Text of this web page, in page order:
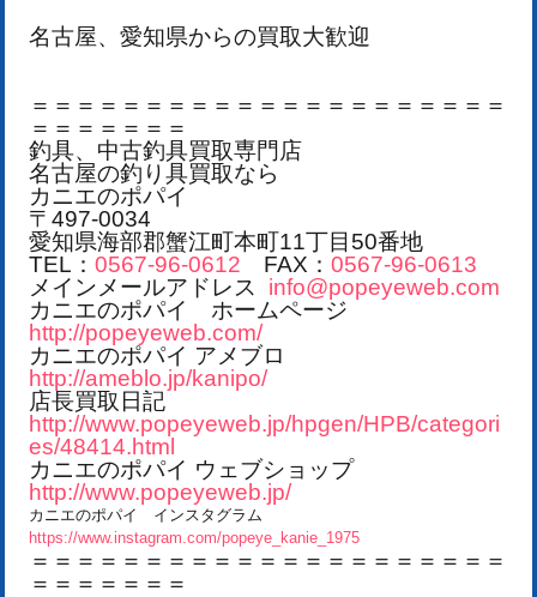
名古屋、愛知県からの買取大歓迎
＝＝＝＝＝＝＝＝＝＝＝＝＝＝＝＝＝＝＝＝＝
＝＝＝＝＝＝＝
釣具、中古釣具買取専門店
名古屋の釣り具買取なら
カニエのポパイ
〒497-0034
愛知県海部郡蟹江町本町11丁目50番地
TEL： 0567-96-0612 FAX： 0567-96-0613
メインメールアドレス
info@popeyeweb.com
カニエのポパイ ホームページ
http://popeyeweb.com/
カニエのポパイ アメブロ
http://ameblo.jp/kanipo/
店長買取日記
http://www.popeyeweb.jp/hpgen/HPB/categori
es/48414.html
カニエのポパイ ウェブショップ
http://www.popeyeweb.jp/
カニエのポパイ インスタグラム
https://www.instagram.com/popeye_kanie_1975
＝＝＝＝＝＝＝＝＝＝＝＝＝＝＝＝＝＝＝＝＝
＝＝＝＝＝＝＝